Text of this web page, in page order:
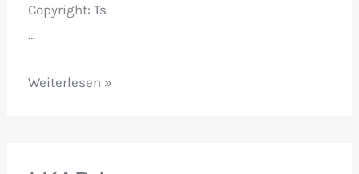
Copyright: Ts
…
NLGM
Weiterlesen »